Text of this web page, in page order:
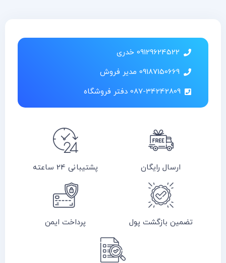
09129624522 خدری
09187150669 مدیر فروش
087-34242809 دفتر فروشگاه
ارسال رایگان پشتیبانی 24 ساعته
تضمین بازگشت پول پرداخت ایمن